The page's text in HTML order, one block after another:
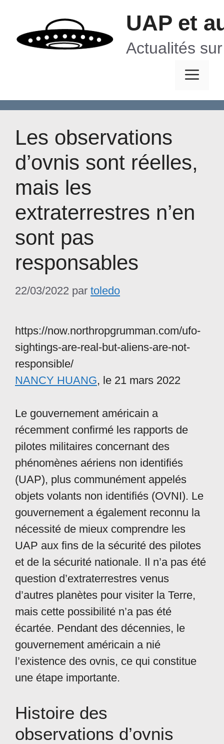
contenu
UAP et
Actualités
Les observations
d’ovnis sont réelles,
mais les
extraterrestres n’en
sont pas
responsables
22/03/2022 par toledo
https://now.northropgrumman.com/ufo-
sightings-are-real-but-aliens-are-not-
responsible/
NANCY HUANG, le 21 mars 2022
Le gouvernement américain a
récemment confirmé les rapports de
pilotes militaires concernant des
phénomènes aériens non identifiés
(UAP), plus communément appelés
objets volants non identifiés (OVNI). Le
gouvernement a également reconnu la
nécessité de mieux comprendre les
UAP aux fins de la sécurité des pilotes
et de la sécurité nationale. Il n’a pas été
question d’extraterrestres venus
d’autres planètes pour visiter la Terre,
mais cette possibilité n’a pas été
écartée. Pendant des décennies, le
gouvernement américain a nié
l’existence des ovnis, ce qui constitue
une étape importante.
Histoire des
observations d’ovnis